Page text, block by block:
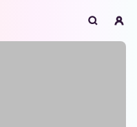
ondersteund